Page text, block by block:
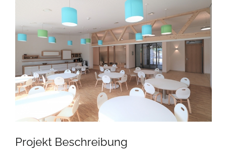
Image
Projekt Beschreibung